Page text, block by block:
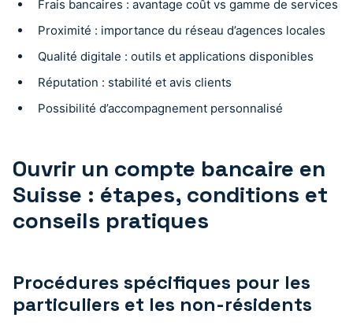
Frais bancaires : avantage coût vs gamme de services
Proximité : importance du réseau d’agences locales
Qualité digitale : outils et applications disponibles
Réputation : stabilité et avis clients
Possibilité d’accompagnement personnalisé
Ouvrir un compte bancaire en
Suisse : étapes, conditions et
conseils pratiques
Procédures spécifiques pour les
particuliers et les non-résidents